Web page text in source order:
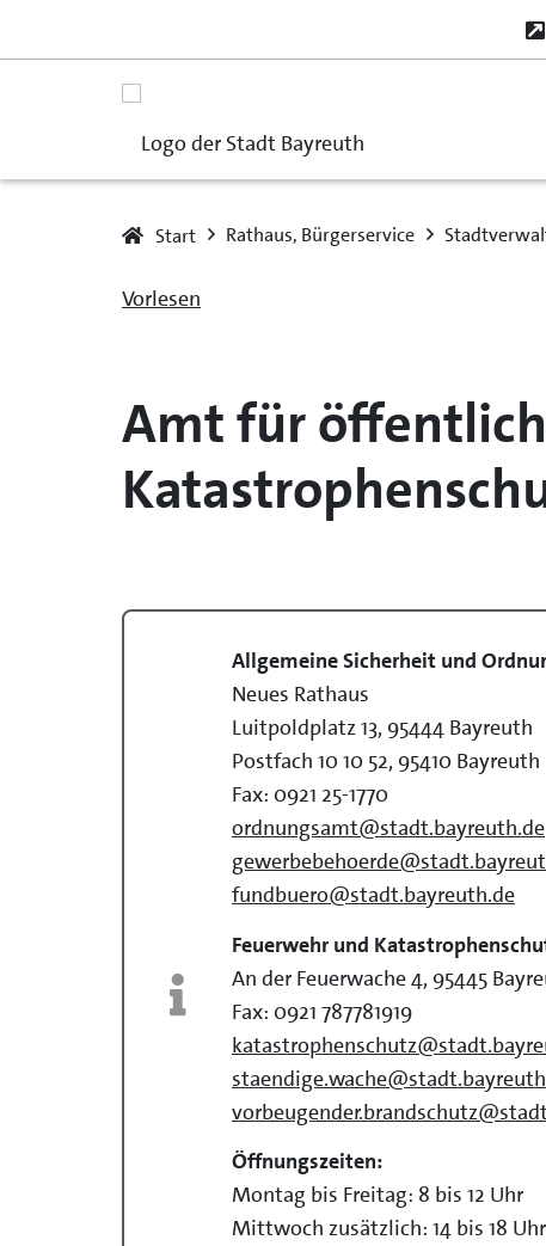
Start Rathaus, Bürgerservice
Vorlesen
Amt für
Allgemeine Sicherheit und
Neues Rathaus
Luitpoldplatz 13, 95444 Bayreuth
Postfach 10 10 52, 95410 Bayreuth
Fax: 0921 25-1770
ordnungsamt@stadt.bayreuth.de
fundbuero@stadt.bayreuth.de
Feuerwehr und
An der Feuerwache 4, 95445
Fax: 0921 787781919
Öffnungszeiten:
Montag bis Freitag: 8 bis 12 Uhr
Mittwoch zusätzlich: 14 bis 18 Uhr